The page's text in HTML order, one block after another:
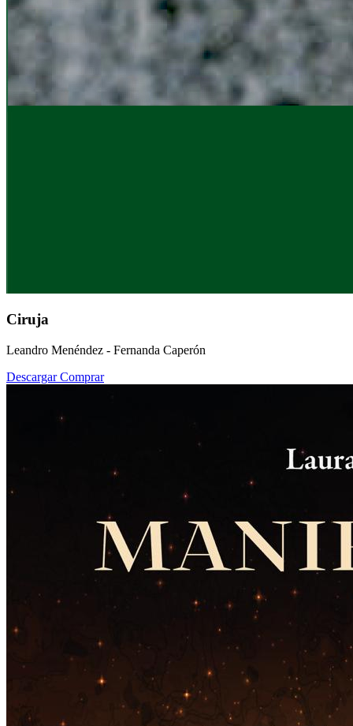
Ciruja
Leandro Menéndez - Fernanda Caperón
DescargarComprar